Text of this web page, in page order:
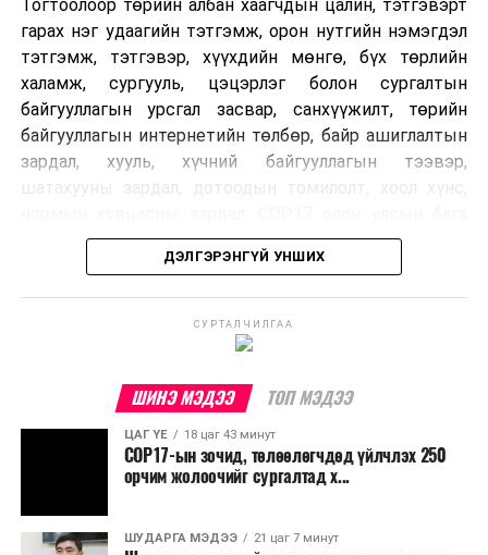
Тогтоолоор төрийн албан хаагчдын цалин, тэтгэвэрт
гарах нэг удаагийн тэтгэмж, орон нутгийн нэмэгдэл
тэтгэмж, тэтгэвэр, хүүхдийн мөнгө, бүх төрлийн
халамж, сургууль, цэцэрлэг болон сургалтын
байгууллагын урсгал засвар, санхүүжилт, төрийн
байгууллагын интернетийн төлбөр, байр ашиглалтын
зардал, хууль, хүчний байгууллагын тээвэр,
хурлын зардал, Засгийн газрын өр, орон нутгийн нөөц
хөрөнгийн санхүүжилтийг хэвийн үргэлжлүүлэхээр
шийдвэрлэжээ.
Харин дараах зардлыг хязгаарлахаар болсон байна.
Олон улсын болон Засгийн газрын
шийдвэртэйгээс бусад хурал, зөвлөгөөн, ой,
тэмдэглэлт өдөр, найр наадам, соёлын арга
Урьдчилан төлөвлөсөн төрийн өндөр албан
ДЭЛГЭРЭНГҮЙ УНШИХ
СУРТАЛЧИЛГАА
ШИНЭ МЭДЭЭ ТОП МЭДЭЭ
ЦАГ ҮЕ 18 цаг 43 минут
COP17-ын зочид, төлөөлөгчдөд үйлчлэх 250
орчим жолоочийг сургалтад х...
ШУДАРГА МЭДЭЭ 21 цаг 7 минут